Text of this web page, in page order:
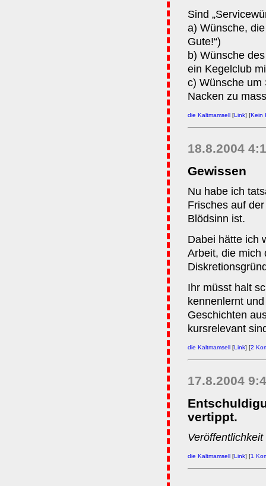
Sind
a) Wünsche,
Gute!“)
b) Wünsche
ein Kegelclub
c) Wünsche um
Nacken zu
die Kaltmamsell [Link] [Kein
18.8.2004
Gewissen
Nu habe ich
Frisches auf
Blödsinn ist.
Dabei hätte ich
Arbeit, die mich
Ihr müsst halt
kennenlernt
Geschichten
kursrelevant
die Kaltmamsell [Link] [2
17.8.2004
vertippt.
Veröffentlichkeit
die Kaltmamsell [Link] [1